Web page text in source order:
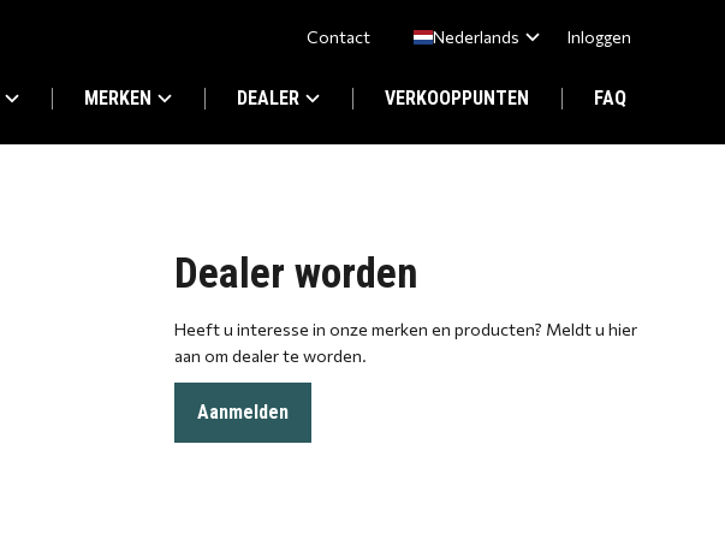
MERKEN DEALER VERKOOPPUNTEN FAQ
Contact Nederlands Inloggen
Dealer worden
Heeft u interesse in onze merken en producten? Meldt u hier
aan om dealer te worden.
Aanmelden